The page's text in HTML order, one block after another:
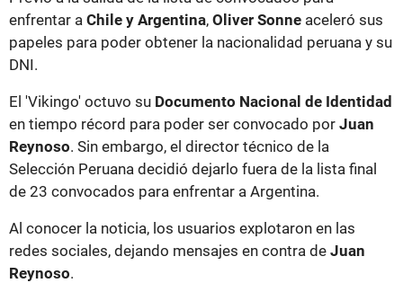
enfrentar a Chile y Argentina, Oliver Sonne aceleró sus
papeles para poder obtener la nacionalidad peruana y su
DNI.
El 'Vikingo' octuvo su Documento Nacional de Identidad
en tiempo récord para poder ser convocado por Juan
Reynoso. Sin embargo, el director técnico de la
Selección Peruana decidió dejarlo fuera de la lista final
de 23 convocados para enfrentar a Argentina.
Al conocer la noticia, los usuarios explotaron en las
redes sociales, dejando mensajes en contra de Juan
Reynoso.